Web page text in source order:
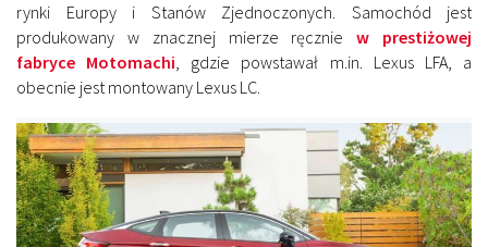
rynki Europy i Stanów Zjednoczonych. Samochód jest
produkowany w znacznej mierze ręczniew prestiżowej
fabryce Motomachi, gdzie powstawał m.in. Lexus LFA, a
obecnie jest montowany Lexus LC.